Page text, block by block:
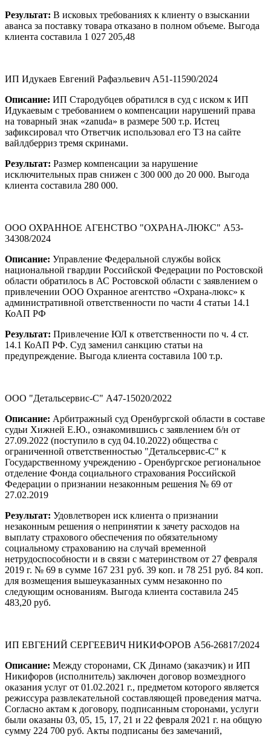
Результат: В исковых требованиях к клиенту о взыскании
аванса за поставку товара отказано в полном объеме. Выгода
клиента составила 1 027 205,48
ИП Идукаев Евгений Рафаэльевич А51-11590/2024
Описание: ИП Стародубцев обратился в суд с иском к ИП
Идукаевым с требованием о компенсации нарушений права
на товарный знак «zanuda» в размере 500 т.р. Истец
зафиксировал что Ответчик использовал его ТЗ на сайте
вайлдберриз тремя скринами.
Результат: Размер компенсации за нарушение
исключительных прав снижен с 300 000 до 20 000. Выгода
клиента составила 280 000.
ООО ОХРАННОЕ АГЕНСТВО "ОХРАНА-ЛЮКС" А53-
34308/2024
Описание: Управление Федеральной службы войск
национальной гвардии Российской Федерации по Ростовской
области обратилось в АС Ростовской области с заявлением о
привлечении ООО Охранное агентство «Охрана-люкс» к
административной ответственности по части 4 статьи 14.1
КоАП РФ
Результат: Привлечение ЮЛ к ответственности по ч. 4 ст.
14.1 КоАП РФ. Суд заменил санкцию статьи на
предупреждение. Выгода клиента составила 100 т.р.
ООО "Детальсервис-С" А47-15020/2022
Описание: Арбитражный суд Оренбургской области в составе
судьи Хижней Е.Ю., ознакомившись с заявлением б/н от
27.09.2022 (поступило в суд 04.10.2022) общества с
ограниченной ответственностью "Детальсервис-С" к
Государственному учреждению - Оренбургское региональное
отделение Фонда социального страхования Российской
Федерации о признании незаконным решения № 69 от
27.02.2019
Результат: Удовлетворен иск клиента о признании
незаконным решения о непринятии к зачету расходов на
выплату страхового обеспечения по обязательному
социальному страхованию на случай временной
нетрудоспособности и в связи с материнством от 27 февраля
2019 г. № 69 в сумме 167 231 руб. 39 коп. и 78 251 руб. 84 коп.
для возмещения вышеуказанных сумм незаконно по
следующим основаниям. Выгода клиента составила 245
483,20 руб.
ИП ЕВГЕНИЙ СЕРГЕЕВИЧ НИКИФОРОВ А56-26817/2024
Описание: Между сторонами, СК Динамо (заказчик) и ИП
Никифоров (исполнитель) заключен договор возмездного
оказания услуг от 01.02.2021 г., предметом которого является
режиссура развлекательной составляющей проведения матча.
Согласно актам к договору, подписанным сторонами, услуги
были оказаны 03, 05, 15, 17, 21 и 22 февраля 2021 г. на общую
сумму 224 700 руб. Акты подписаны без замечаний,